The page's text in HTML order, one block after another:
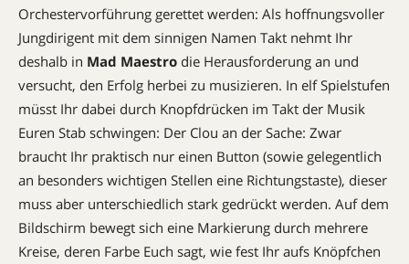
Orchester­vorführung gerettet werden: Als hoffnungsvoller
Jungdirigent mit dem sinnigen Namen Takt nehmt Ihr
deshalb in Mad Maestro die Heraus­forderung an und
versucht, den Erfolg herbei zu musizieren. In elf Spielstufen
müsst Ihr dabei durch Knopf­drücken im Takt der Mu­sik
Euren Stab schwingen: Der Clou an der Sache: Zwar
braucht Ihr praktisch nur einen Button (sowie gelegentlich
an besonders wichtigen Stellen eine Richtungstaste), dieser
muss aber unterschiedlich stark gedrückt werden. Auf dem
Bildschirm bewegt sich eine Markierung durch mehrere
Kreise, deren Farbe Euch sagt, wie fest Ihr aufs Knöpfchen